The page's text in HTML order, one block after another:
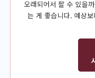
오래되어서 팔 수 있을
는 게 좋습니다. 예상